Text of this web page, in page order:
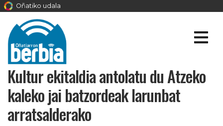
Oñatiko udala
Kultur ekitaldia antolatu du Atzeko
kaleko jai batzordeak larunbat
arratsalderako